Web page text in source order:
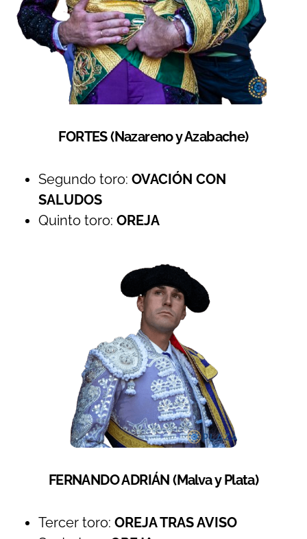
FORTES (Nazareno y Azabache)
Segundo toro: OVACIÓN CON
SALUDOS
Quinto toro: OREJA
FERNANDO ADRIÁN (Malva y Plata)
Tercer toro: OREJA TRAS AVISO